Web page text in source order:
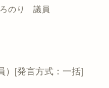
議員
[発言方式：一括]